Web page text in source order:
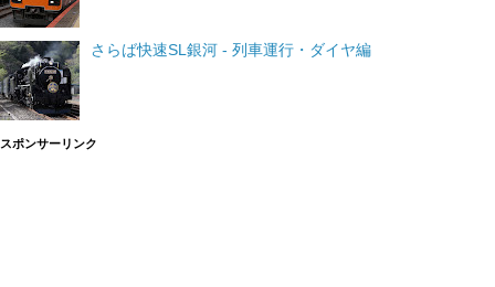
さらば快速SL銀河 - 列車運行・ダイヤ編
スポンサーリンク